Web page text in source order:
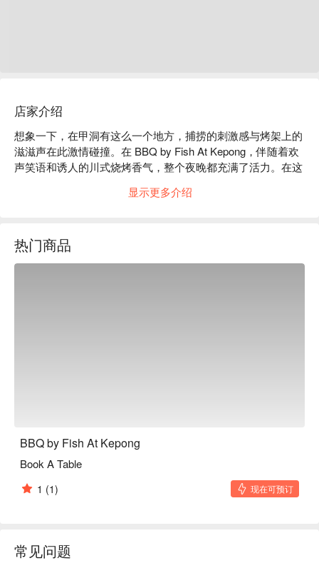
店家介绍
想象一下，在甲洞有这么一个地方，捕捞的刺激感与烤架上的
滋滋声在此激情碰撞。在 BBQ by Fish At Kepong，伴随着欢
声笑语和诱人的川式烧烤香气，整个夜晚都充满了活力。在这
自己的新鲜活虾，再看它被烹制成完美佳肴。这一活力十足的
显示更多介绍
热门商品
BBQ by Fish At Kepong
Book A Table
1 (1) 现在可预订
常见问题